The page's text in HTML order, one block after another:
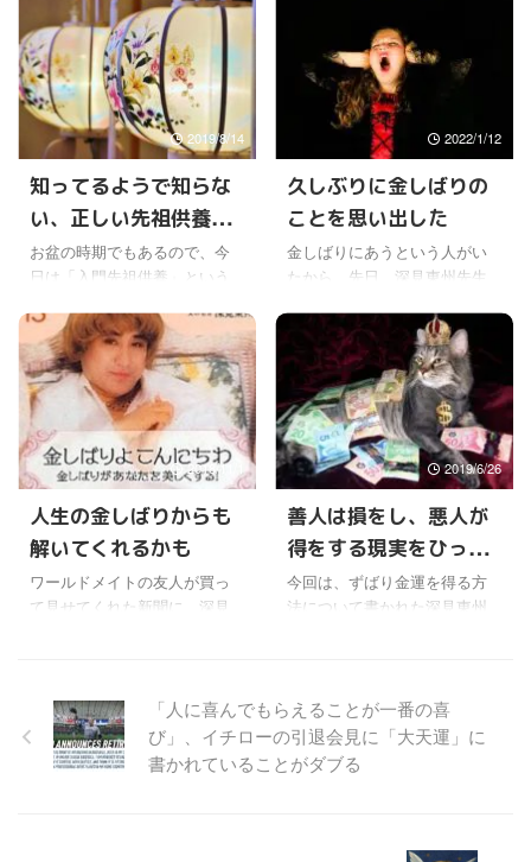
ないので、宗教や霊的なもの
に関心が無い人にも読んでも
らいたい本だけどね。 人生の
役に立つ内容がたくさんある
と思うから。 ワールドメイト
に入会すると、また少し違う
角度から、自分を変えること
についての、いろいろなお話
が聞けるけどね。 その一つ
を、簡単に書いてみような。
人には、いろんな悩みが、常
とえば結婚のこと。 家庭を持
てば、家庭の悩みが。また、
子供をどうしようか、という
悩み ...
ールドメイトのことを知りた
い、どんな内容なのか知りた
いという人のために、宗教
的、スピリチュアルな内容の
本に絞って紹介してみる。ワ
ールドメイトではさらに詳し
く、突っ込んだ話が聞けるけ
ど、まずは著作でその一端に
触れてみるのもいいかも。 ス
ーパー開運シリーズ まずは深
チュアル系の代表作となるこ
の11冊は、スピリチュアル系
が苦手な人にも、ぜひ読んで
もらいたい。 ...
2019/8/14
知ってるようで知らな
い、正しい先祖供養の
やり方を教えてくれる
本
お盆の時期でもあるので、今
日は「入門先祖供養」という
の著者は深見東州先生ではな
く、ワールドメイト内「正し
い先祖供養研究会」というこ
とになっている。ただ、内容
に関しては、深見東州先生が
ワールドメイトで話された先
祖供養の内容がベースになっ
ているので、深見先生の著作
のカテゴリーに入れてもいい
のかなと思う。 何かの宗教を
熱心に信仰している人は、そ
の宗教で教えてもらった先祖
教を信仰しているわけでは ...
2022/1/12
久しぶりに金しばりの
ことを思い出した
金しばりにあうという人がい
たから、先日、深見東州先生
という著作を一冊あげた。 そ
して久し振りに読んでみた。
以前もここで書いたけど、深
見東州先生の著作の中でも、
とっても大好きな一冊なの
で。 表紙のカバーとサブタイ
トルの「金しばりがあなたを
美しくする」だけ見ると、な
んの本なのと思われそうだけ
どね。 フランスの女流作家フ
ランソワーズ・サガンの処女
作「悲しみよこんにちは」
さんで、まずはタイトルその
ままに金しば ...
2018/11/1
人生の金しばりからも
解いてくれるかも
ワールドメイトの友人が買っ
て見せてくれた新聞に、深見
介。 この本は、個人的にとて
も好きな一冊で、ワールドメ
イト会員の中でもすごく評判
2019/6/26
善人は損をし、悪人が
得をする現実をひっく
り返すには
今回は、ずばり金運を得る方
法について書かれた深見東州
運があり、その違いは大き
く、そこが大事なことをまず
説明されている。 だから、単
逆に読んだ方がいいのかな。
「人に喜んでもらえることが一番の喜
び」、イチローの引退会見に「大天運」に
書かれていることがダブる